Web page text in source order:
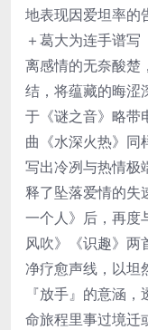
地表现因爱坦率的
＋葛大为连手谱
离感情的无奈酸楚
结，将蕴藏的晦涩
于《谜之音》略带
曲《水深火热》同
写出冷冽与热情极
释了坠落爱情的失
一个人》后，再度
风吹》《识趣》两
净疗愈声线，以坦
『放手』的意涵
命旅程里事过境迁